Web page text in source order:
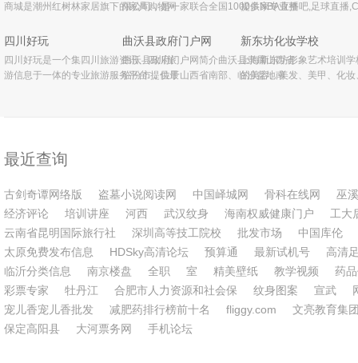
商城是潮州红树林家居旗下的家具购物网
业的OTO(什么是OTO)网站，现已发展成
限公司，是一家联合全国1000多家专业整
名整形专家的全国免费咨询平台。通过咨
提供NBA直播吧,足球直播
洲杯直播资讯，是您看球
四川好玩
四川好玩是一个集四川旅游资讯、四川旅
游信息于一体的专业旅游服务平台.提供最
曲沃县政府门户网
曲沃县政府门户网简介曲沃县隶属山西省
临汾市，位于山西省南部、临汾盆地南
新东坊化妆学校
上海新东坊形象艺术培训
的美容、美发、美甲、化
最近查询
古剑奇谭网络版 盗墓小说阅读网 中国峄城网 骨科在线网
巫溪
经济评论
培训讲座 河西 武汉纹身 海南权威健康门户
工大
云南省昆明国际旅行社
深圳高等技工院校 批发市场
中国库伦
太原免费发布信息
HDSky高清论坛 预算通 最新试机号
高清
临沂分类信息
南京楼盘 全职 室 精美壁纸 教学视频
药
彩票专家
牡丹江 合肥市人力资源和社会保 纹身图案 宣武
宠儿香宠儿香批发
减肥药排行榜前十名 fliggy.com
文亮教育集
保定高阳县
大河票务网 手机论坛